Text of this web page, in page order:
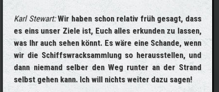
Karl Stewart: Wir haben schon relativ früh gesagt, dass
es eins unser Ziele ist, Euch alles erkunden zu lassen,
was Ihr auch sehen könnt. Es wäre eine Schande, wenn
wir die Schiffswracksammlung so herausstellen, und
dann niemand selber den Weg runter an der Strand
selbst gehen kann. Ich will nichts weiter dazu sagen!